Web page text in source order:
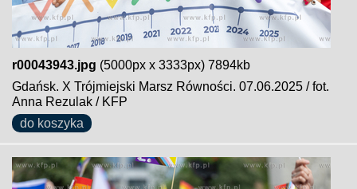
r00043943.jpg (5000px x 3333px) 7894kb
Gdańsk. X Trójmiejski Marsz Równości. 07.06.2025 / fot.
Anna Rezulak / KFP
do koszyka